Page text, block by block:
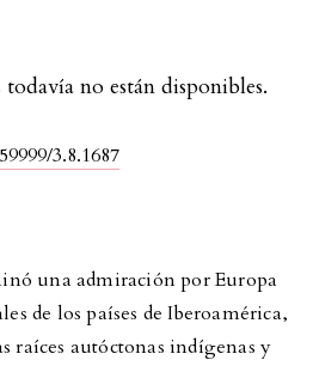
3.8.1687
una admiración por Europa
de los países de Iberoamérica,
raíces autóctonas indígenas y
todavía no están disponibles.